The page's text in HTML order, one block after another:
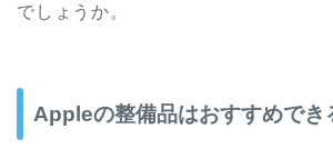
でしょうか。
Appleの整備品はおすすめでき